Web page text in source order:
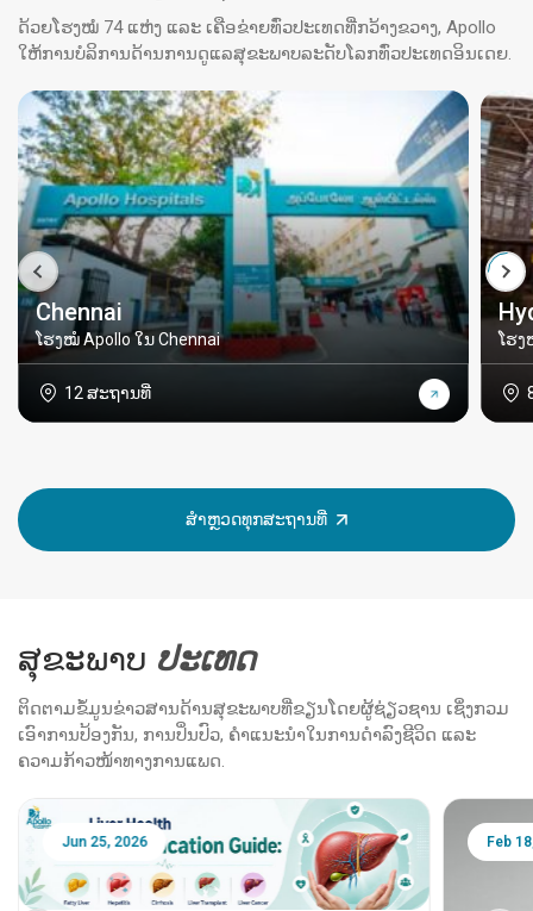
ດ້ວຍໂຮງໝໍ 74 ແຫ່ງ ແລະ ເຄືອຂ່າຍທົ່ວປະເທດທີ່ກວ້າງຂວາງ, Apollo
ໃຫ້ການບໍລິການດ້ານການດູແລສຸຂະພາບລະດັບໂລກທົ່ວປະເທດອິນເດຍ.
Chennai
ໂຮງໝໍ Apollo ໃນ Chennai
12 ສະຖານທີ່
ໂຮງ
ສຳຫຼວດທຸກສະຖານທີ່
ສຸຂະພາບ ປະ​ເທດ
ຕິດຕາມຂໍ້ມູນຂ່າວສານດ້ານສຸຂະພາບທີ່ຂຽນໂດຍຜູ້ຊ່ຽວຊານ ເຊິ່ງກວມ
ເອົາການປ້ອງກັນ, ການປິ່ນປົວ, ຄຳແນະນຳໃນການດຳລົງຊີວິດ ແລະ
ຄວາມກ້າວໜ້າທາງການແພດ.
Jun 25, 2026 Feb